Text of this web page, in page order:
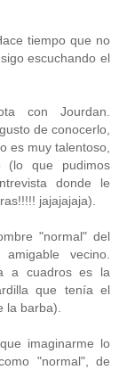
tiempo que no
escuchando el
con Jourdan.
de conocerlo,
es muy talentoso,
(lo que pudimos
donde le
jajajajaja).
"normal" del
vecino.
a cuadros es la
que tenía el
la barba).
imaginarme lo
"normal", de